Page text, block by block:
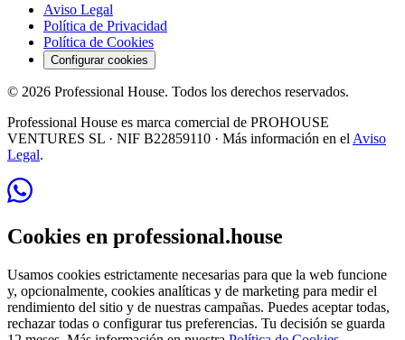
Aviso Legal
Política de Privacidad
Política de Cookies
Configurar cookies
© 2026 Professional House. Todos los derechos reservados.
Professional House es marca comercial de PROHOUSE
VENTURES SL · NIF B22859110 · Más información en el Aviso
Legal.
Cookies en professional.house
Usamos cookies estrictamente necesarias para que la web funcione
y, opcionalmente, cookies analíticas y de marketing para medir el
rendimiento del sitio y de nuestras campañas. Puedes aceptar todas,
rechazar todas o configurar tus preferencias. Tu decisión se guarda